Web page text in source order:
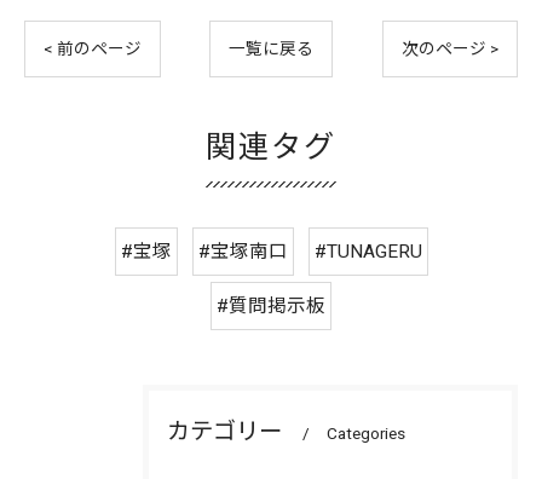
< 前のページ 一覧に戻る 次のページ >
関連タグ
#宝塚 #宝塚南口 #TUNAGERU
#質問掲示板
カテゴリー Categories